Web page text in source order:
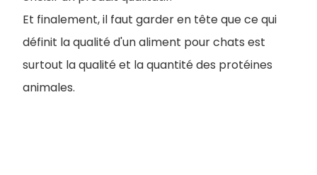
Et finalement, il faut garder en tête que ce qui
définit la qualité d'un aliment pour chats est
surtout la qualité et la quantité des protéines
animales.